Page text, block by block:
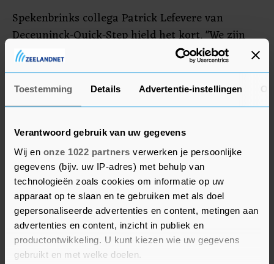
Toestemming Details Advertentie-instellingen
Verantwoord gebruik van uw gegevens
Wij en onze 1022 partners verwerken je persoonlijke
gegevens (bijv. uw IP-adres) met behulp van
technologieën zoals cookies om informatie op uw
apparaat op te slaan en te gebruiken met als doel
gepersonaliseerde advertenties en content, metingen aan
advertenties en content, inzicht in publiek en
productontwikkeling. U kunt kiezen wie uw gegevens
gebruikt en met welke doelen.
Spekenbrinks collega Patrick Lefevere van
Deceuninck-Quick-Step hield het kort. "We zijn
blij dat we Ilan na enkele goede gesprekken met
Team DSM hebben kunnen binnenhalen. We
hebben er vertrouwen in dat hij progressie kan
boeken en denken dat hij bij ons van toegevoegde